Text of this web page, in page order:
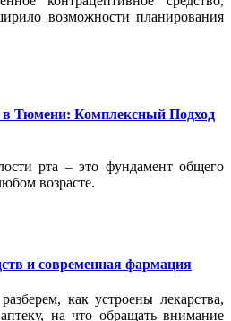
возможности планирования
Тюмени: Комплексный Подход
рта – это фундамент общего
возрасте.
и современная фармация
как устроены лекарства,
на что обращать внимание